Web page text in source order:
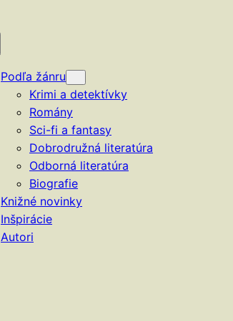
Podľa žánru
Krimi a detektívky
Romány
Sci-fi a fantasy
Dobrodružná literatúra
Odborná literatúra
Biografie
Knižné novinky
Inšpirácie
Autori